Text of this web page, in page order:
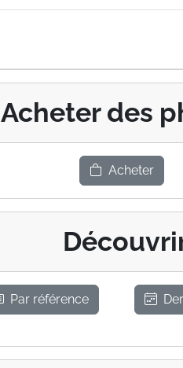
Acheter des
Acheter
Par référence